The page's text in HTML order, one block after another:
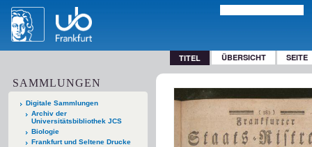
TITEL ÜBERSICHT SEITE
SAMMLUNGEN
Digitale Sammlungen
Archiv der
Universitätsbibliothek JCS
Biologie
Frankfurt und Seltene Drucke